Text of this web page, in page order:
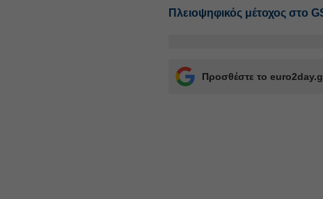
Πλειοψηφικός μέτοχος στο
Προσθέστε το